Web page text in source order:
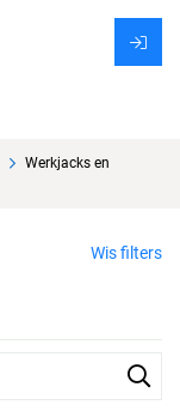
Werkjacks en
Wis filters